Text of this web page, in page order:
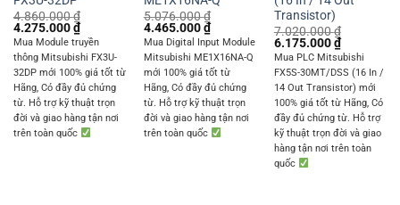
4.860.000₫
Original
price
was:
4.860.000 ₫.
4.275.000₫Current
price
is:
4.275.000 ₫.
Mua Module truyền
thông Mitsubishi FX3U-
32DP mới 100% giá tốt từ
Hãng, Có đầy đủ chứng
từ. Hỗ trợ kỹ thuật trọn
đời và giao hàng tận nơi
trên toàn quốc
5.076.000₫
Original
price
was:
5.076.000 ₫.
4.465.000₫Current
price
is:
4.465.000 ₫.
Mua Digital Input Module
Mitsubishi ME1X16NA-Q
mới 100% giá tốt từ
Hãng, Có đầy đủ chứng
từ. Hỗ trợ kỹ thuật trọn
đời và giao hàng tận nơi
trên toàn quốc
Transistor)
7.020.000₫
Original
price
was:
7.020.000 ₫.
6.175.000₫Current
price
is:
6.175.000
Mua PLC Mitsubishi
FX5S-30MT/DSS (16 In /
14 Out Transistor) mới
100% giá tốt từ Hãng, Có
đầy đủ chứng từ. Hỗ trợ
kỹ thuật trọn đời và giao
hàng tận nơi trên toàn
quốc